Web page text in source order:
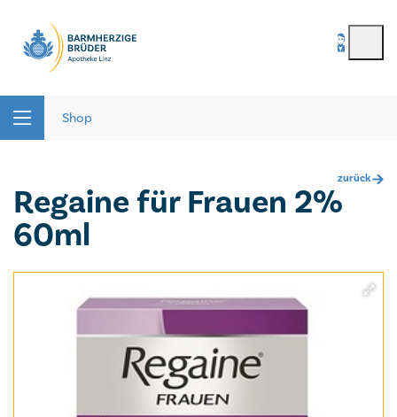
Passwort vergessen
Shop
zurück
Regaine für Frauen 2%
60ml